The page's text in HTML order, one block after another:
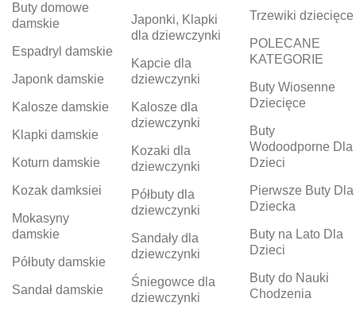
Buty domowe
damskie
Espadryl damskie
Japonk damskie
Kalosze damskie
Klapki damskie
Koturn damskie
Kozak damksiei
Mokasyny
damskie
Półbuty damskie
Sandał damskie
Japonki, Klapki
dla dziewczynki
Kapcie dla
dziewczynki
Kalosze dla
dziewczynki
Kozaki dla
dziewczynki
Półbuty dla
dziewczynki
Sandały dla
dziewczynki
Śniegowce dla
dziewczynki
Trzewiki dziecięce
POLECANE
KATEGORIE
Buty Wiosenne
Dziecięce
Buty
Wodoodporne Dla
Dzieci
Pierwsze Buty Dla
Dziecka
Buty na Lato Dla
Dzieci
Buty do Nauki
Chodzenia